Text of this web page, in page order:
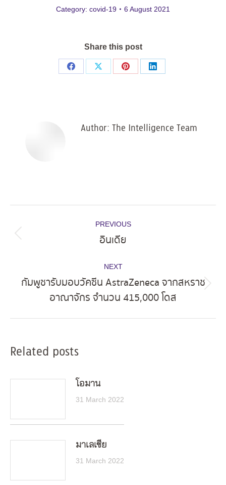
Category: covid-19 6 August 2021
Share this post
Share
Share
Share
Share
Author: The Intelligence Team
navigation
PREVIOUS
Previous
อินเดีย
NEXT
post:
กัมพูชารับมอบวัคซีน AstraZeneca จากสหราช
อาณาจักร จำนวน 415,000 โดส
Related posts
โอมาน
31 March 2022
มาเลเซีย
31 March 2022